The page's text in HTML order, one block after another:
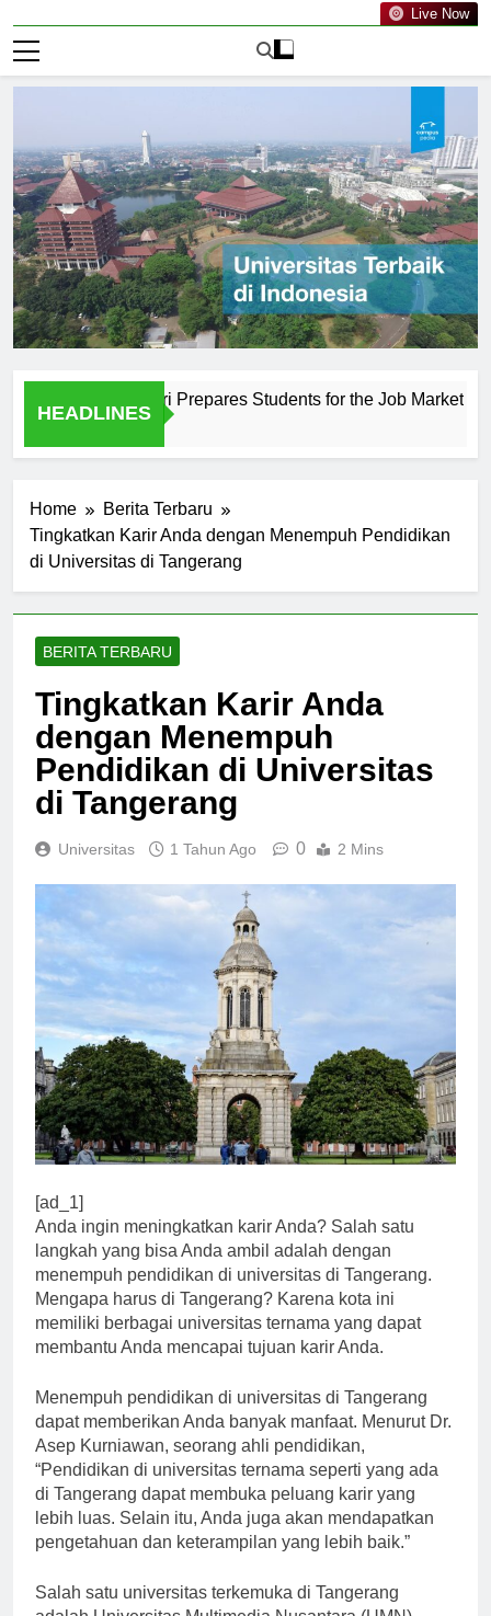
Live Now
HEADLINES
Kediri Prepares Students for the Job Market
Home
Berita Terbaru
Tingkatkan Karir Anda dengan Menempuh Pendidikan
di Universitas di Tangerang
BERITA TERBARU
Tingkatkan Karir Anda
dengan Menempuh
Pendidikan di Universitas
di Tangerang
Universitas 1 Tahun Ago 0 2 Mins
[ad_1]
Anda ingin meningkatkan karir Anda? Salah satu
langkah yang bisa Anda ambil adalah dengan
menempuh pendidikan di universitas di Tangerang.
Mengapa harus di Tangerang? Karena kota ini
memiliki berbagai universitas ternama yang dapat
membantu Anda mencapai tujuan karir Anda.
Menempuh pendidikan di universitas di Tangerang
dapat memberikan Anda banyak manfaat. Menurut Dr.
Asep Kurniawan, seorang ahli pendidikan,
“Pendidikan di universitas ternama seperti yang ada
di Tangerang dapat membuka peluang karir yang
lebih luas. Selain itu, Anda juga akan mendapatkan
pengetahuan dan keterampilan yang lebih baik.”
Salah satu universitas terkemuka di Tangerang